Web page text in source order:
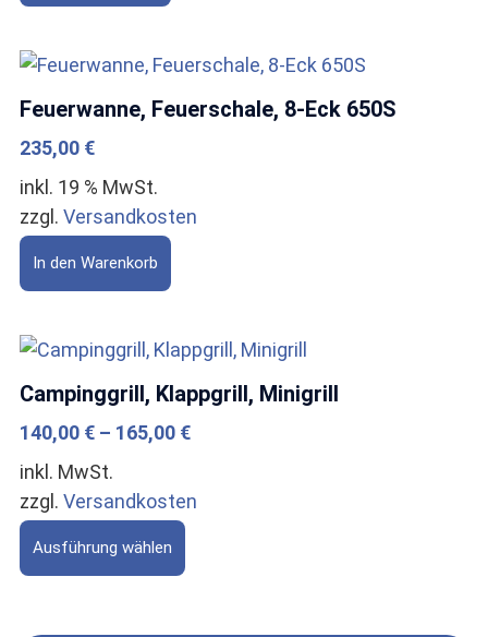
Feuerwanne, Feuerschale, 8-Eck 650S
235,00 €
inkl. 19 % MwSt.
zzgl. Versandkosten
In den Warenkorb
Campinggrill, Klappgrill, Minigrill
140,00 € – 165,00 €
inkl. MwSt.
zzgl. Versandkosten
Ausführung wählen